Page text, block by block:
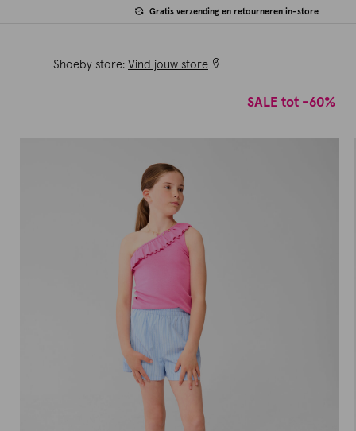
Gratis verzending en retourneren in-store
Shoeby store: Vind jouw store
SALE tot -60%